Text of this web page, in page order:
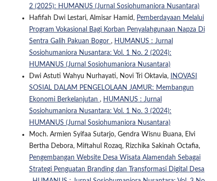
2 (2025): HUMANUS (Jurnal Sosiohumaniora Nusantara)
Hafifah Dwi Lestari, Almisar Hamid, Pemberdayaan Melalui
Program Vokasional Bagi Korban Penyalahgunaan Napza Di
Sentra Galih Pakuan Bogor , HUMANUS : Jurnal
Sosiohumaniora Nusantara: Vol. 1 No. 2 (2024):
HUMANUS (Jurnal Sosiohumaniora Nusantara)
Dwi Astuti Wahyu Nurhayati, Novi Tri Oktavia,
INOVASI
SOSIAL DALAM PENGELOLAAN JAMUR: Membangun
Ekonomi Berkelanjutan , HUMANUS : Jurnal
Sosiohumaniora Nusantara: Vol. 1 No. 3 (2024):
HUMANUS (Jurnal Sosiohumaniora Nusantara)
Moch. Armien Syifaa Sutarjo, Gendra Wisnu Buana, Elvi
Bertha Debora, Miftahul Rozaq, Rizchika Sakinah Octafia,
Pengembangan Website Desa Wisata Alamendah Sebagai
Strategi Penguatan Branding dan Transformasi Digital Desa